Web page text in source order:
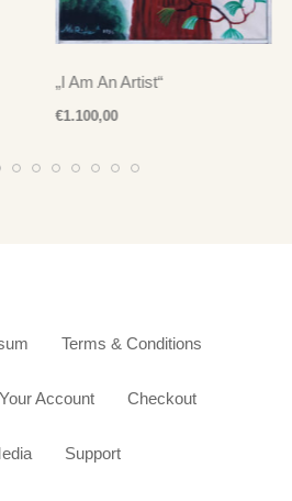
„I Am An Artist“
€1.100,00
Terms & Conditions
Your Account Checkout
Support